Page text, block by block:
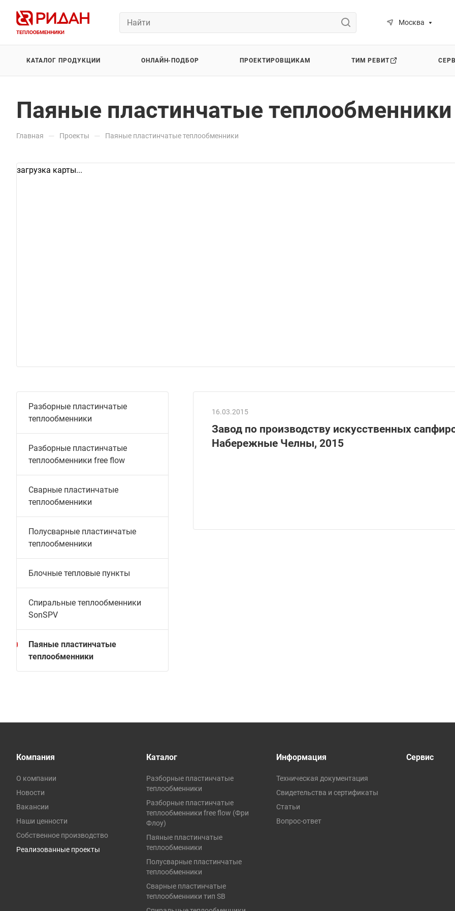
Москва
КАТАЛОГ ПРОДУКЦИИ ОНЛАЙН-ПОДБОР ПРОЕКТИРОВЩИКАМ ТИМ РЕВИТ
Паяные пластинчатые теплообменники
Главная — Проекты — Паяные пластинчатые теплообменники
загрузка карты...
16.03.2015
Завод по производству искусcтвенных
Набережные Челны, 2015
Разборные пластинчатые
теплообменники
Разборные пластинчатые
теплообменники free flow
Сварные пластинчатые
теплообменники
Полусварные пластинчатые
теплообменники
Блочные тепловые пункты
Спиральные теплообменники
SonSPV
Паяные пластинчатые
теплообменники
Компания
О компании
Новости
Вакансии
Наши ценности
Собственное производство
Реализованные проекты
Каталог
Разборные пластинчатые
теплообменники
Разборные пластинчатые
теплообменники free flow (Фри
Флоу)
Паяные пластинчатые
теплообменники
Полусварные пластинчатые
теплообменники
Сварные пластинчатые
теплообменники тип SB
Информация
Техническая документация
Свидетельства и сертификаты
Статьи
Вопрос-ответ
Сервис